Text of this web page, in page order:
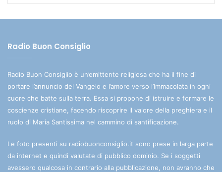
Radio Buon Consiglio
Radio Buon Consiglio è un’emittente religiosa che ha il fine di
portare l’annuncio del Vangelo e l’amore verso l’Immacolata in ogni
cuore che batte sulla terra. Essa si propone di istruire e formare le
coscienze cristiane, facendo riscoprire il valore della preghiera e il
ruolo di Maria Santissima nel cammino di santificazione.
Le foto presenti su radiobuonconsiglio.it sono prese in larga parte
da internet e quindi valutate di pubblico dominio. Se i soggetti
avessero qualcosa in contrario alla pubblicazione, non avranno che